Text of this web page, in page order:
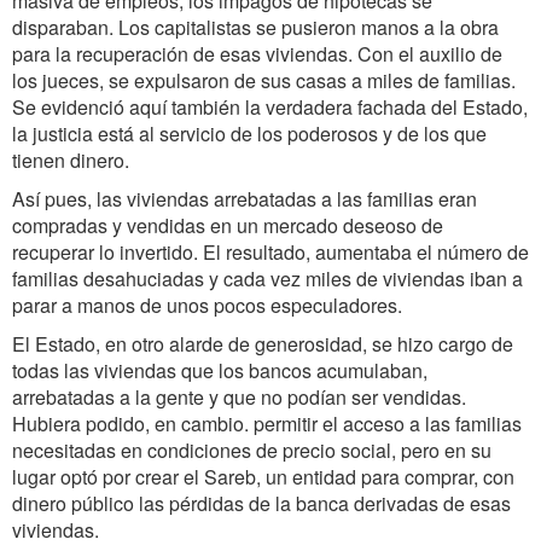
disparaban. Los capitalistas se pusieron manos a la obra
para la recuperación de esas viviendas. Con el auxilio de
los jueces, se expulsaron de sus casas a miles de familias.
Se evidenció aquí también la verdadera fachada del Estado,
la justicia está al servicio de los poderosos y de los que
tienen dinero.
Así pues, las viviendas arrebatadas a las familias eran
compradas y vendidas en un mercado deseoso de
recuperar lo invertido. El resultado, aumentaba el número de
familias desahuciadas y cada vez miles de viviendas iban a
parar a manos de unos pocos especuladores.
El Estado, en otro alarde de generosidad, se hizo cargo de
todas las viviendas que los bancos acumulaban,
arrebatadas a la gente y que no podían ser vendidas.
Hubiera podido, en cambio. permitir el acceso a las familias
necesitadas en condiciones de precio social, pero en su
lugar optó por crear el Sareb, un entidad para comprar, con
dinero público las pérdidas de la banca derivadas de esas
viviendas.